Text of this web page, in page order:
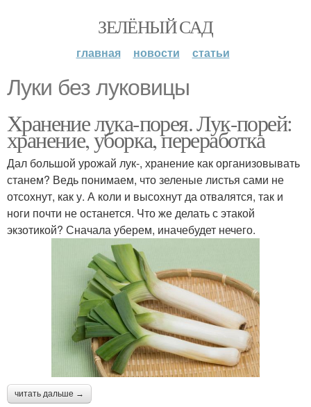
ЗЕЛЁНЫЙ САД
главная новости статьи
Луки без луковицы
Хранение лука-порея. Лук-порей:
хранение, уборка, переработка
Дал большой урожай лук-, хранение как организовывать
станем? Ведь понимаем, что зеленые листья сами не
отсохнут, как у. А коли и высохнут да отвалятся, так и
ноги почти не останется. Что же делать с этакой
экзотикой? Сначала уберем, иначебудет нечего.
читать дальше →